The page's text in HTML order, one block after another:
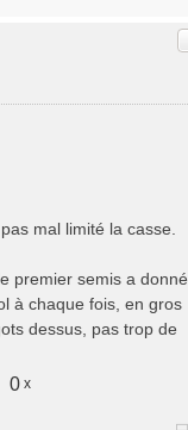
mal limité la casse.
premier semis a donné
à chaque fois, en gros
dessus, pas trop de
0 x